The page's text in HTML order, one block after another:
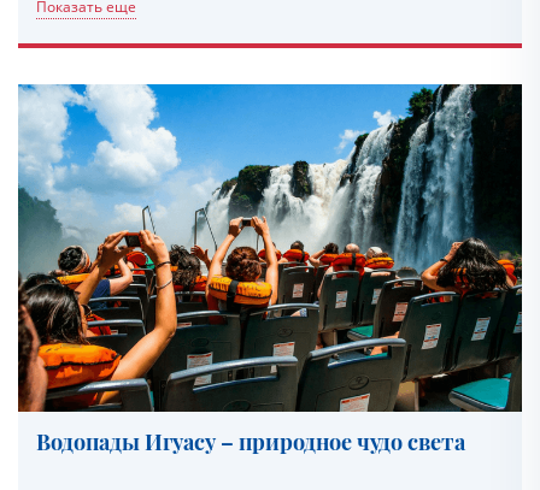
Показать еще
Водопады Игуасу – природное чудо света